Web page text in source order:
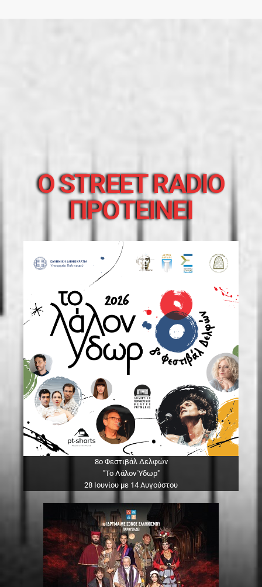
O STREET RADIO
ΠΡΟΤΕΙΝΕΙ
8ο Φεστιβάλ Δελφών
"Το Λάλον Ύδωρ"
28 Ιουνίου με 14 Αυγούστου